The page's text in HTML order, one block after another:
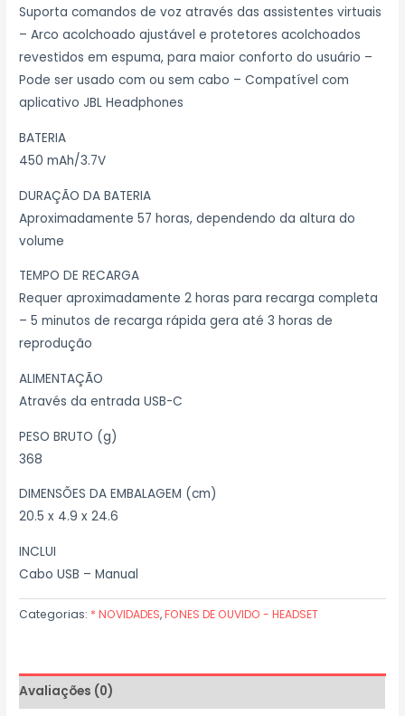
Suporta comandos de voz através das assistentes virtuais
– Arco acolchoado ajustável e protetores acolchoados
revestidos em espuma, para maior conforto do usuário –
Pode ser usado com ou sem cabo – Compatível com
aplicativo JBL Headphones
BATERIA
450 mAh/3.7V
DURAÇÃO DA BATERIA
Aproximadamente 57 horas, dependendo da altura do
volume
TEMPO DE RECARGA
Requer aproximadamente 2 horas para recarga completa
– 5 minutos de recarga rápida gera até 3 horas de
reprodução
ALIMENTAÇÃO
Através da entrada USB-C
PESO BRUTO (g)
368
DIMENSÕES DA EMBALAGEM (cm)
20.5 x 4.9 x 24.6
INCLUI
Cabo USB – Manual
Categorias: * NOVIDADES,FONES DE OUVIDO - HEADSET
Avaliações (0)